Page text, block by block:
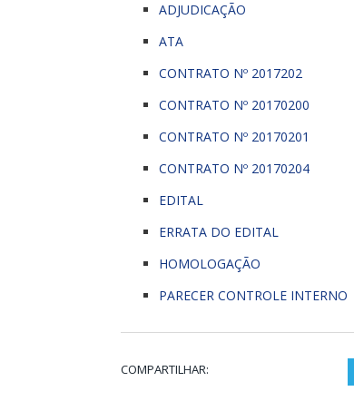
ADJUDICAÇÃO
ATA
CONTRATO Nº 2017202
CONTRATO Nº 20170200
CONTRATO Nº 20170201
CONTRATO Nº 20170204
EDITAL
ERRATA DO EDITAL
HOMOLOGAÇÃO
PARECER CONTROLE INTERNO
COMPARTILHAR: